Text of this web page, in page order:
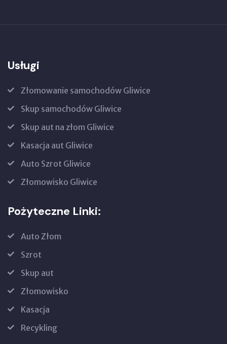
Usługi
Złomowanie samochodów Gliwice
Skup samochodów Gliwice
Skup aut na złom Gliwice
Kasacja aut Gliwice
Auto Szrot Gliwice
Złomowisko Gliwice
Pożyteczne Linki:
Auto Złom
Szrot
Skup aut
Złomowisko
Kasacja
Recykling